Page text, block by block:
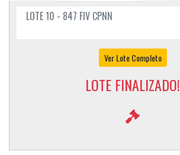
LOTE 10 - 847 FIV CPNN
Ver Lote Completo
LOTE FINALIZADO!